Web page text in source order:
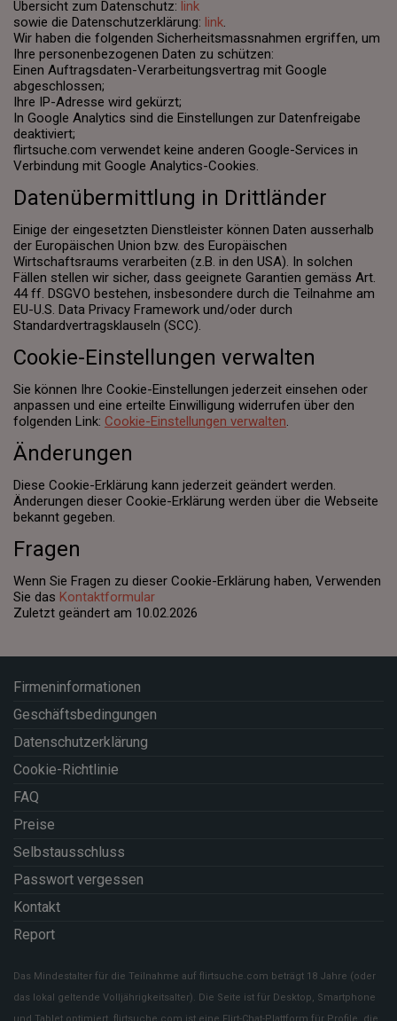
Übersicht zum Datenschutz: link
sowie die Datenschutzerklärung: link.
Wir haben die folgenden Sicherheitsmassnahmen ergriffen, um
Ihre personenbezogenen Daten zu schützen:
Einen Auftragsdaten-Verarbeitungsvertrag mit Google
abgeschlossen;
Ihre IP-Adresse wird gekürzt;
In Google Analytics sind die Einstellungen zur Datenfreigabe
deaktiviert;
flirtsuche.com verwendet keine anderen Google-Services in
Verbindung mit Google Analytics-Cookies.
Datenübermittlung in Drittländer
Einige der eingesetzten Dienstleister können Daten ausserhalb
der Europäischen Union bzw. des Europäischen
Wirtschaftsraums verarbeiten (z.B. in den USA). In solchen
Fällen stellen wir sicher, dass geeignete Garantien gemäss Art.
44 ff. DSGVO bestehen, insbesondere durch die Teilnahme am
EU-U.S. Data Privacy Framework und/oder durch
Standardvertragsklauseln (SCC).
Cookie-Einstellungen verwalten
Sie können Ihre Cookie-Einstellungen jederzeit einsehen oder
anpassen und eine erteilte Einwilligung widerrufen über den
folgenden Link: Cookie-Einstellungen verwalten.
Änderungen
Diese Cookie-Erklärung kann jederzeit geändert werden.
Änderungen dieser Cookie-Erklärung werden über die Webseite
bekannt gegeben.
Fragen
Wenn Sie Fragen zu dieser Cookie-Erklärung haben, Verwenden
Sie das Kontaktformular
Zuletzt geändert am 10.02.2026
Firmeninformationen
Geschäftsbedingungen
Datenschutzerklärung
Cookie-Richtlinie
FAQ
Preise
Selbstausschluss
Passwort vergessen
Kontakt
Report
Das Mindestalter für die Teilnahme auf flirtsuche.com beträgt 18 Jahre (oder
das lokal geltende Volljährigkeitsalter). Die Seite ist für Desktop, Smartphone